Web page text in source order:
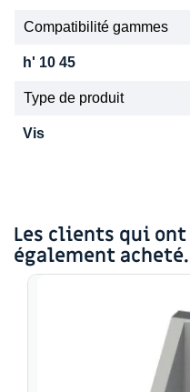
Compatibilité gammes
h' 10 45
Type de produit
Vis
Les clients qui
également